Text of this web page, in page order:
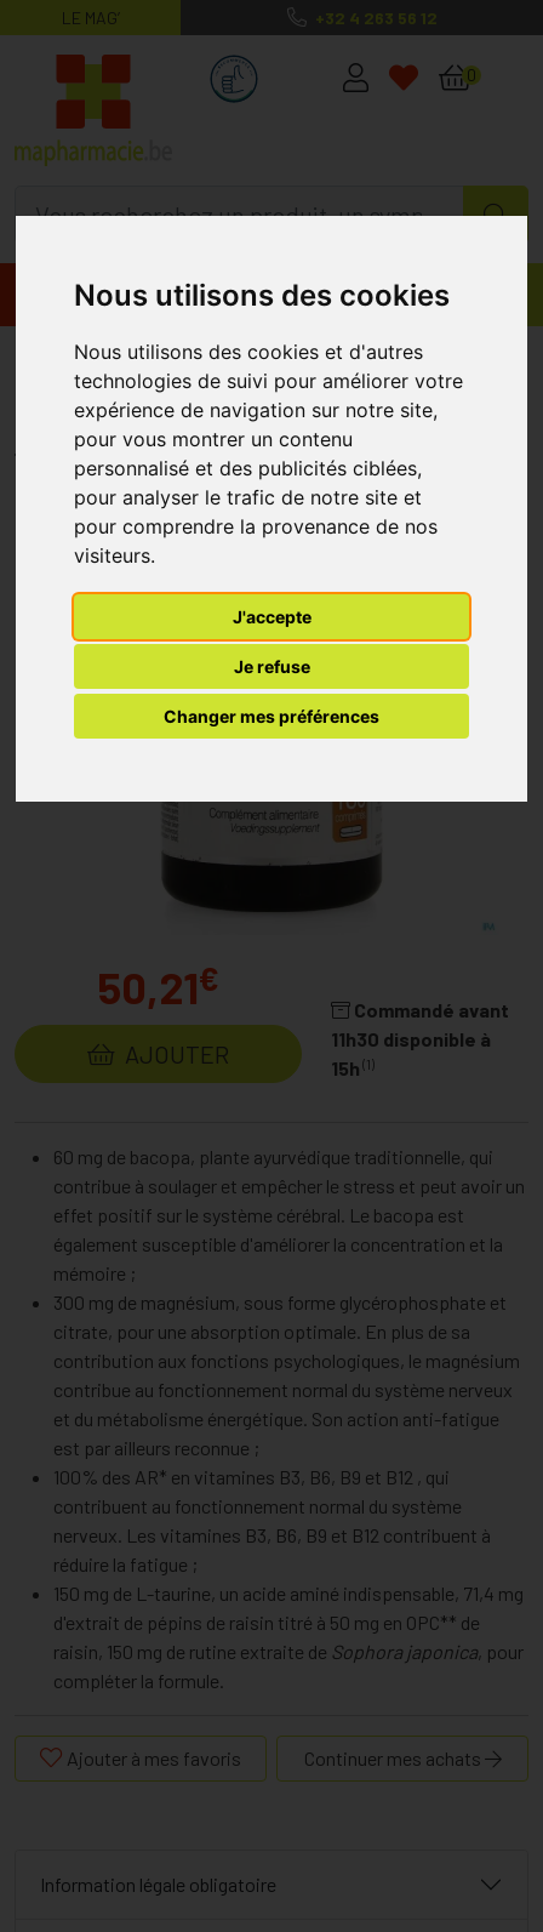
Nous utilisons des cookies
Nous utilisons des cookies et d'autres
technologies de suivi pour améliorer votre
expérience de navigation sur notre site,
pour vous montrer un contenu
personnalisé et des publicités ciblées,
pour analyser le trafic de notre site et
pour comprendre la provenance de nos
visiteurs.
J'accepte
Je refuse
Changer mes préférences
LE MAG’ +32 4 263 56 12
MaPharmacie.be ma santé, mes
0
Promos Produits
Anti Stress Comprimés 180
Physiomance
PHYSIOMANCE
50,21€
AJOUTER
Commandé avant
11h30 disponible à
15h (1)
60 mg de bacopa, plante ayurvédique traditionnelle, qui
contribue à soulager et empêcher le stress et peut avoir un
effet positif sur le système cérébral. Le bacopa est
également susceptible d'améliorer la concentration et la
mémoire ;
300 mg de magnésium, sous forme glycérophosphate et
citrate, pour une absorption optimale. En plus de sa
contribution aux fonctions psychologiques, le magnésium
contribue au fonctionnement normal du système nerveux
et du métabolisme énergétique. Son action anti-fatigue
est par ailleurs reconnue ;
100% des AR* en vitamines B3, B6, B9 et B12 , qui
contribuent au fonctionnement normal du système
nerveux. Les vitamines B3, B6, B9 et B12 contribuent à
réduire la fatigue ;
150 mg de L-taurine, un acide aminé indispensable, 71,4 mg
d'extrait de pépins de raisin titré à 50 mg en OPC** de
raisin, 150 mg de rutine extraite de Sophora japonica, pour
compléter la formule.
Ajouter à mes favoris Continuer mes achats
Information légale obligatoire